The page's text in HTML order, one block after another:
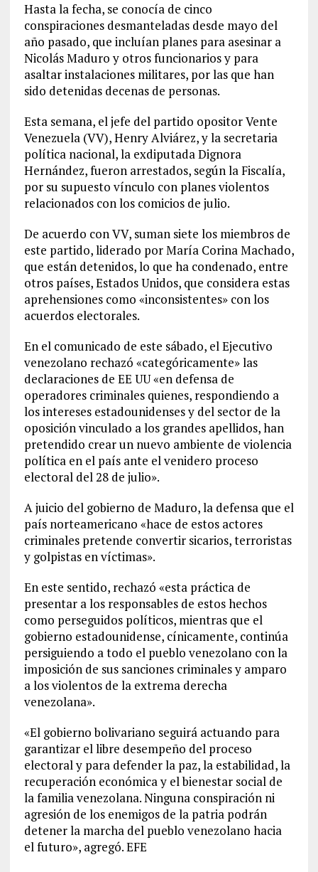
Hasta la fecha, se conocía de cinco
conspiraciones desmanteladas desde mayo del
año pasado, que incluían planes para asesinar a
Nicolás Maduro y otros funcionarios y para
asaltar instalaciones militares, por las que han
sido detenidas decenas de personas.
Esta semana, el jefe del partido opositor Vente
Venezuela (VV), Henry Alviárez, y la secretaria
política nacional, la exdiputada Dignora
Hernández, fueron arrestados, según la Fiscalía,
por su supuesto vínculo con planes violentos
relacionados con los comicios de julio.
De acuerdo con VV, suman siete los miembros de
este partido, liderado por María Corina Machado,
que están detenidos, lo que ha condenado, entre
otros países, Estados Unidos, que considera estas
aprehensiones como «inconsistentes» con los
acuerdos electorales.
En el comunicado de este sábado, el Ejecutivo
venezolano rechazó «categóricamente» las
declaraciones de EE UU «en defensa de
operadores criminales quienes, respondiendo a
los intereses estadounidenses y del sector de la
oposición vinculado a los grandes apellidos, han
pretendido crear un nuevo ambiente de violencia
política en el país ante el venidero proceso
electoral del 28 de julio».
A juicio del gobierno de Maduro, la defensa que el
país norteamericano «hace de estos actores
criminales pretende convertir sicarios, terroristas
y golpistas en víctimas».
En este sentido, rechazó «esta práctica de
presentar a los responsables de estos hechos
como perseguidos políticos, mientras que el
gobierno estadounidense, cínicamente, continúa
persiguiendo a todo el pueblo venezolano con la
imposición de sus sanciones criminales y amparo
a los violentos de la extrema derecha
venezolana».
«El gobierno bolivariano seguirá actuando para
garantizar el libre desempeño del proceso
electoral y para defender la paz, la estabilidad, la
recuperación económica y el bienestar social de
la familia venezolana. Ninguna conspiración ni
agresión de los enemigos de la patria podrán
detener la marcha del pueblo venezolano hacia
el futuro», agregó. EFE